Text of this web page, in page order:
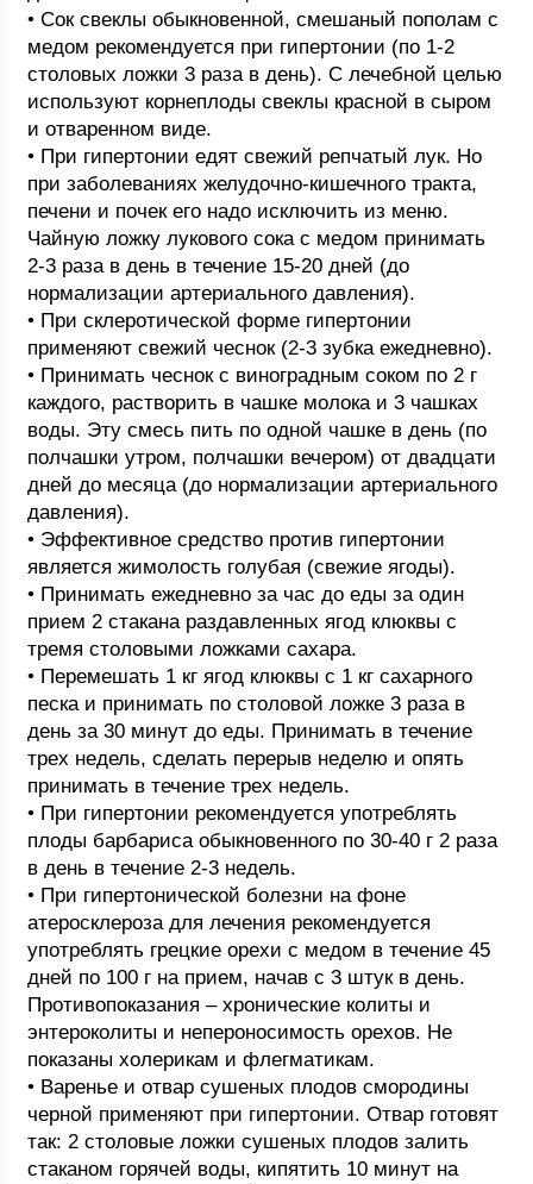
• Сок свеклы обыкновенной, смешаный пополам с
медом рекомендуется при гипертонии (по 1-2
столовых ложки 3 раза в день). С лечебной целью
используют корнеплоды свеклы красной в сыром
и отваренном виде.
• При гипертонии едят свежий репчатый лук. Но
при заболеваниях желудочно-кишечного тракта,
печени и почек его надо исключить из меню.
Чайную ложку лукового сока с медом принимать
2-3 раза в день в течение 15-20 дней (до
нормализации артериального давления).
• При склеротической форме гипертонии
применяют свежий чеснок (2-3 зубка ежедневно).
• Принимать чеснок с виноградным соком по 2 г
каждого, растворить в чашке молока и 3 чашках
воды. Эту смесь пить по одной чашке в день (по
полчашки утром, полчашки вечером) от двадцати
дней до месяца (до нормализации артериального
давления).
• Эффективное средство против гипертонии
является жимолость голубая (свежие ягоды).
• Принимать ежедневно за час до еды за один
прием 2 стакана раздавленных ягод клюквы с
тремя столовыми ложками сахара.
• Перемешать 1 кг ягод клюквы с 1 кг сахарного
песка и принимать по столовой ложке 3 раза в
день за 30 минут до еды. Принимать в течение
трех недель, сделать перерыв неделю и опять
принимать в течение трех недель.
• При гипертонии рекомендуется употреблять
плоды барбариса обыкновенного по 30-40 г 2 раза
в день в течение 2-3 недель.
• При гипертонической болезни на фоне
атеросклероза для лечения рекомендуется
употреблять грецкие орехи с медом в течение 45
дней по 100 г на прием, начав с 3 штук в день.
Противопоказания – хронические колиты и
энтероколиты и непероносимость орехов. Не
показаны холерикам и флегматикам.
• Варенье и отвар сушеных плодов смородины
черной применяют при гипертонии. Отвар готовят
так: 2 столовые ложки сушеных плодов залить
стаканом горячей воды, кипятить 10 минут на